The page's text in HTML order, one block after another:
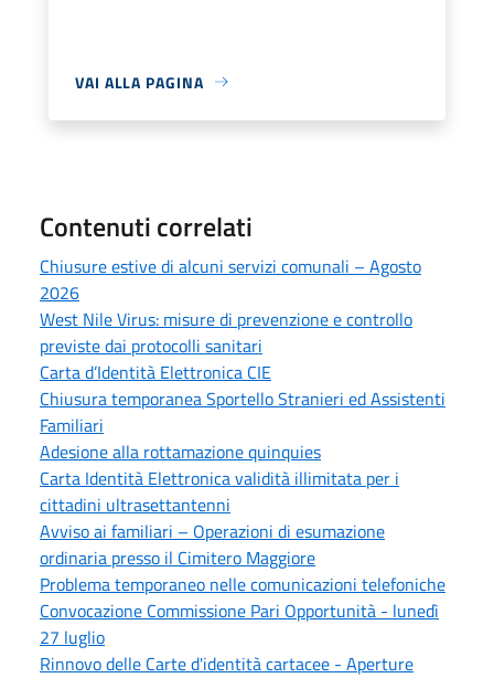
VAI ALLA PAGINA
Contenuti correlati
Chiusure estive di alcuni servizi comunali – Agosto
2026
West Nile Virus: misure di prevenzione e controllo
previste dai protocolli sanitari
Carta d’Identità Elettronica CIE
Chiusura temporanea Sportello Stranieri ed Assistenti
Familiari
Adesione alla rottamazione quinquies
Carta Identità Elettronica validità illimitata per i
cittadini ultrasettantenni
Avviso ai familiari – Operazioni di esumazione
ordinaria presso il Cimitero Maggiore
Problema temporaneo nelle comunicazioni telefoniche
Convocazione Commissione Pari Opportunità - lunedì
27 luglio
Rinnovo delle Carte d'identità cartacee - Aperture